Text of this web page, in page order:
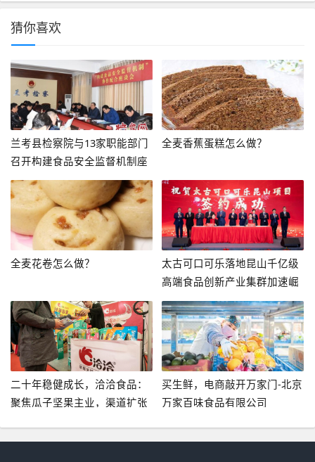
猜你喜欢
兰考县检察院与13家职能部门
召开构建食品安全监督机制座
谈会-兰考县共享食品有限公司
全麦香蕉蛋糕怎么做？
全麦花卷怎么做？
太古可口可乐落地昆山千亿级
高端食品创新产业集群加速崛
起-山西可口可乐公司
二十年稳健成长，洽洽食品：
聚焦瓜子坚果主业，渠道扩张
公司
买生鲜，电商敲开万家门-北京
万家百味食品有限公司